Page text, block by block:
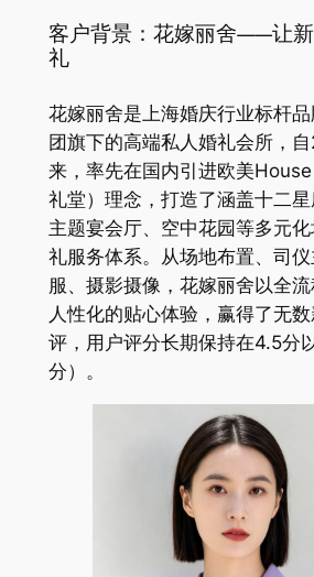
客户背景：花嫁丽舍——让
礼
花嫁丽舍是上海婚庆行业标杆品
团旗下的高端私人婚礼会所，
来，率先在国内引进欧美
礼堂）理念，打造了涵盖十二
主题宴会厅、空中花园等多元
礼服务体系。从场地布置、司
服、摄影摄像，花嫁丽舍以全
人性化的贴心体验，赢得了无
评，用户评分长期保持在4.5分
分）。